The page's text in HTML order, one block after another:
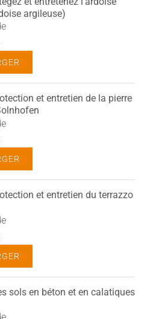
argileuse)
et entretien de la pierre
et entretien du terrazzo
sols en béton et en calatiques